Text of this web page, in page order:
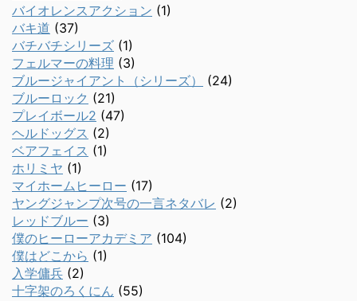
バイオレンスアクション (1)
バキ道 (37)
バチバチシリーズ (1)
フェルマーの料理 (3)
ブルージャイアント（シリーズ）
(24)
ブルーロック (21)
プレイボール2 (47)
ヘルドッグス (2)
ベアフェイス (1)
ホリミヤ (1)
マイホームヒーロー (17)
ヤングジャンプ次号の一言ネタバレ (2)
レッドブルー (3)
僕のヒーローアカデミア (104)
僕はどこから (1)
入学傭兵 (2)
十字架のろくにん (55)